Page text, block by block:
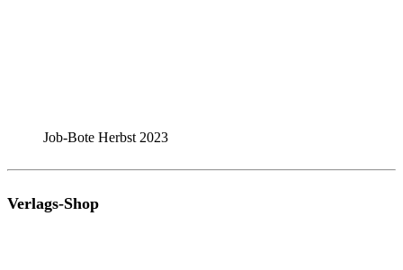
Job-Bote Herbst 2023
Verlags-Shop